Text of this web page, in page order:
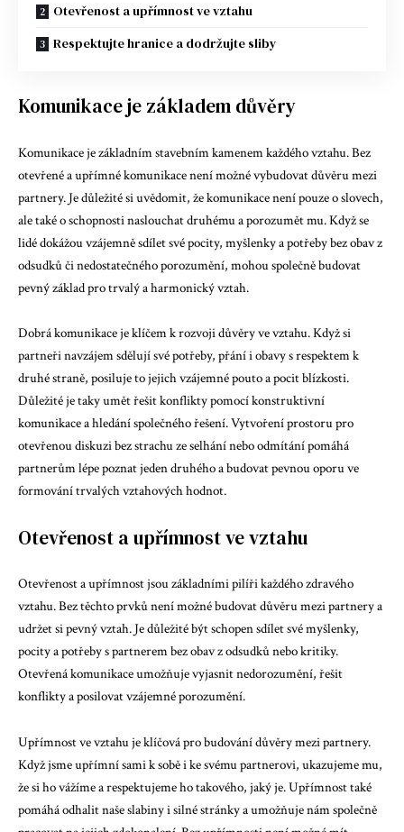
Otevřenost a upřímnost ve vztahu
Respektujte hranice a dodržujte sliby
Komunikace je základem důvěry
Komunikace je základním stavebním kamenem každého vztahu. Bez
otevřené a upřímné komunikace není možné vybudovat důvěru mezi
partnery. Je důležité si uvědomit, že komunikace není pouze o slovech,
ale také o schopnosti naslouchat druhému a porozumět mu. Když se
lidé dokážou vzájemně sdílet své pocity, myšlenky a potřeby bez obav z
odsudků či nedostatečného porozumění, mohou společně budovat
pevný základ pro trvalý a harmonický vztah.
Dobrá komunikace je klíčem k rozvoji důvěry ve vztahu. Když si
partneři navzájem sdělují své potřeby, přání i obavy s respektem k
druhé straně, posiluje to jejich vzájemné pouto a pocit blízkosti.
Důležité je taky umět řešit konflikty pomocí konstruktivní
komunikace a hledání společného řešení. Vytvoření prostoru pro
otevřenou diskuzi bez strachu ze selhání nebo odmítání pomáhá
partnerům lépe poznat jeden druhého a budovat pevnou oporu ve
formování trvalých vztahových hodnot.
Otevřenost a upřímnost ve vztahu
Otevřenost a upřímnost jsou základními pilíři každého zdravého
vztahu. Bez těchto prvků není možné budovat důvěru mezi partnery a
udržet si pevný vztah. Je důležité být schopen sdílet své myšlenky,
pocity a potřeby s partnerem bez obav z odsudků nebo kritiky.
Otevřená komunikace umožňuje vyjasnit nedorozumění, řešit
konflikty a posilovat vzájemné porozumění.
Upřímnost ve vztahu je klíčová pro budování důvěry mezi partnery.
Když jsme upřímní sami k sobě i ke svému partnerovi, ukazujeme mu,
že si ho vážíme a respektujeme ho takového, jaký je. Upřímnost také
pomáhá odhalit naše slabiny i silné stránky a umožňuje nám společně